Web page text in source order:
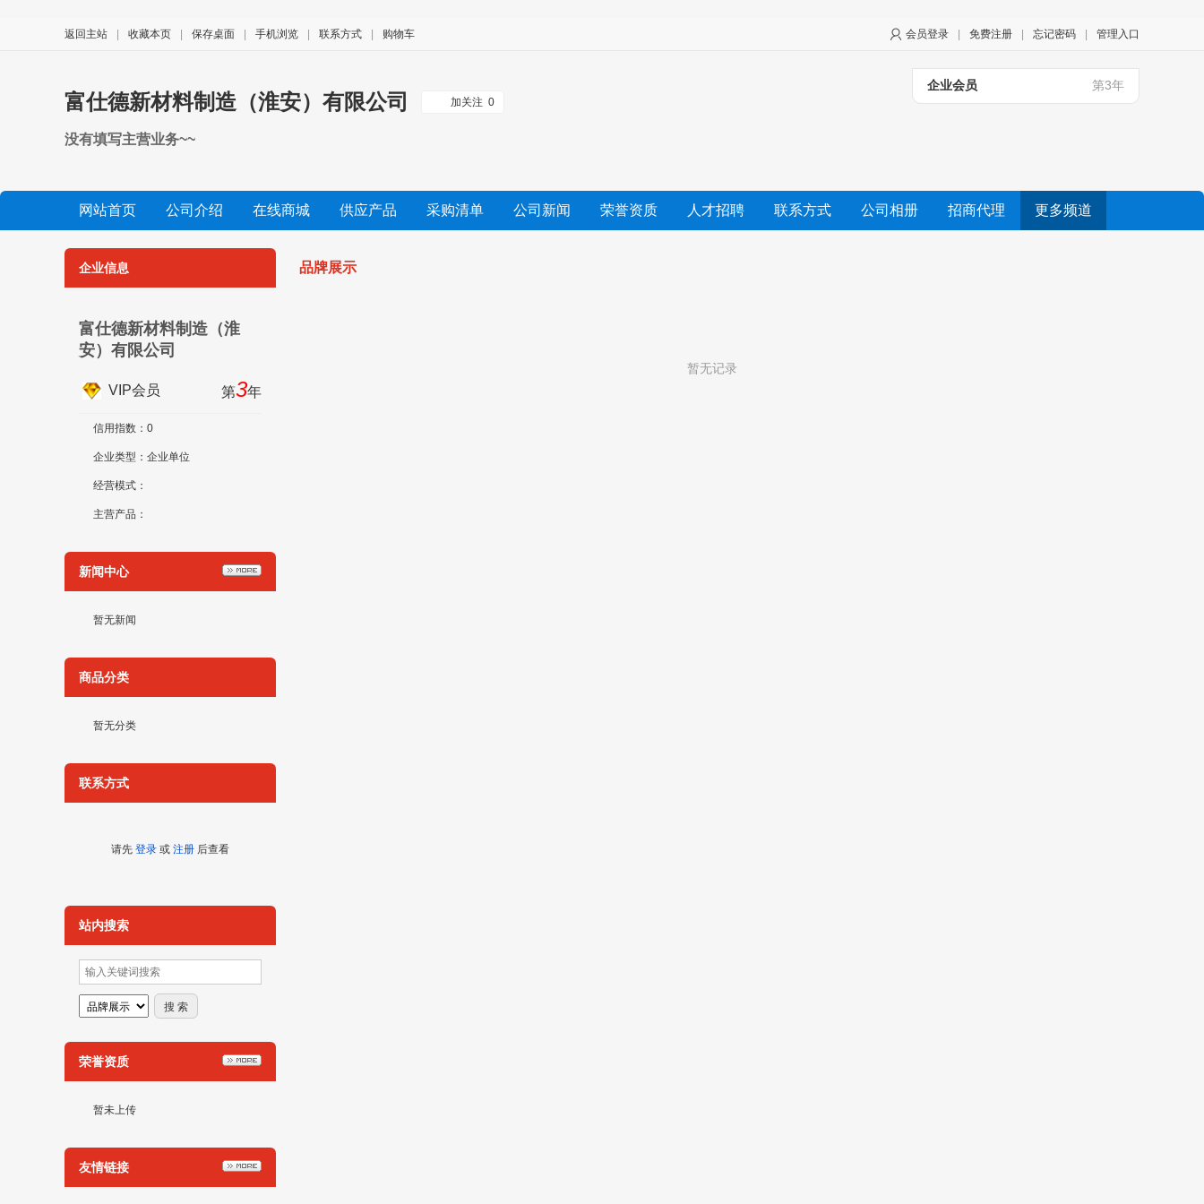
会员登录 免费注册 忘记密码 管理入口
返回主站 收藏本页 保存桌面 手机浏览 联系方式 购物车
企业会员 第3年
富仕德新材料制造（淮安）有限公司 加关注 0
没有填写主营业务~~
网站首页 公司介绍 在线商城 供应产品 采购清单 公司新闻 荣誉资质 人才招聘 联系方式 公司相册 招商代理 更多频道
公司视频 展会信息 友情链接
企业信息
富仕德新材料制造（淮
安）有限公司
VIP会员 第3年
信用指数：0
企业类型：企业单位
经营模式：
主营产品：
新闻中心
暂无新闻
商品分类
暂无分类
联系方式
请先 登录 或 注册 后查看
站内搜索
荣誉资质
暂未上传
友情链接
品牌展示
暂无记录